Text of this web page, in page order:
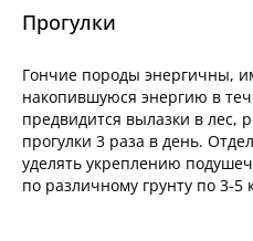
Прогулки
Гончие породы энергичны,
накопившуюся энергию в
предвидится вылазки в лес,
прогулки 3 раза в день.
уделять укреплению
по различному грунту по 3-5